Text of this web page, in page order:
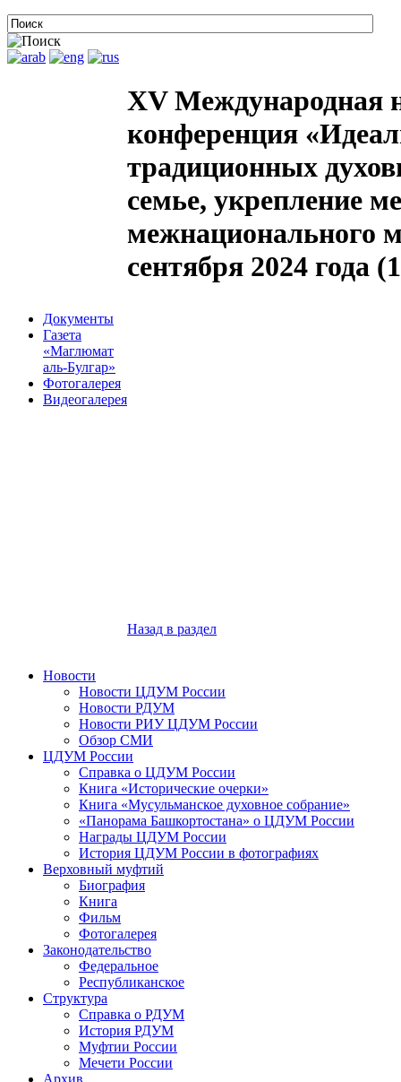
Документы
Газета
«Маглюмат
аль-Булгар»
Фотогалерея
Видеогалерея
XV Международная
конференция
традиционных
семье, укрепление
межнационального
сентября 2024 года
Назад в раздел
Новости
Новости ЦДУМ России
Новости РДУМ
Новости РИУ ЦДУМ России
Обзор СМИ
ЦДУМ России
Справка о ЦДУМ России
Книга «Исторические очерки»
Книга «Мусульманское духовное собрание»
«Панорама Башкортостана» о ЦДУМ России
Награды ЦДУМ России
История ЦДУМ России в фотографиях
Верховный муфтий
Биография
Книга
Фильм
Фотогалерея
Законодательство
Федеральное
Республиканское
Структура
Справка о РДУМ
История РДУМ
Муфтии России
Мечети России
Архив